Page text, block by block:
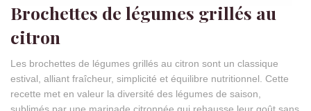
Brochettes de légumes grillés au
citron
Les brochettes de légumes grillés au citron sont un classique
estival, alliant fraîcheur, simplicité et équilibre nutritionnel. Cette
recette met en valeur la diversité des légumes de saison,
sublimés par une marinade citronnée qui rehausse leur goût sans